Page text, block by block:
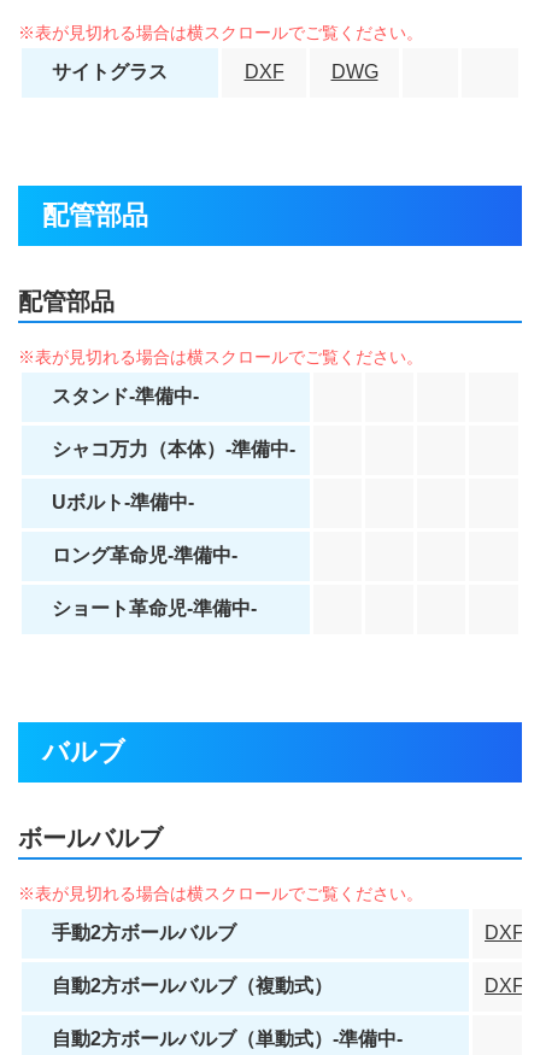
サイトグラス DXF DWG
配管部品
配管部品
スタンド-準備中-
シャコ万力（本体）-準備中-
Uボルト-準備中-
ロング革命児-準備中-
ショート革命児-準備中-
バルブ
ボールバルブ
手動2方ボールバルブ DXF
自動2方ボールバルブ（複動式） DXF
自動2方ボールバルブ（単動式）-準備中-